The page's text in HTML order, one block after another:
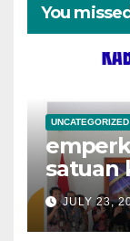
You missed
UNCATEGORIZED
satuan
JULY 23,